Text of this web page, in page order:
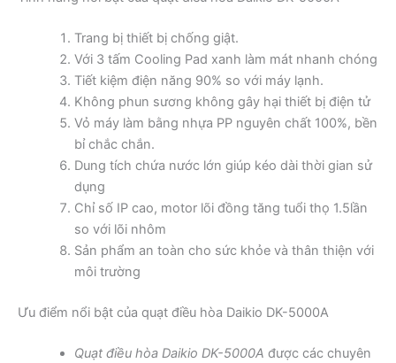
Trang bị thiết bị chống giật.
Với 3 tấm Cooling Pad xanh làm mát nhanh chóng
Tiết kiệm điện năng 90% so với máy lạnh.
Không phun sương không gây hại thiết bị điện tử
Vỏ máy làm bằng nhựa PP nguyên chất 100%, bền
bỉ chắc chắn.
Dung tích chứa nước lớn giúp kéo dài thời gian sử
dụng
Chỉ số IP cao, motor lõi đồng tăng tuổi thọ 1.5lần
so với lõi nhôm
Sản phẩm an toàn cho sức khỏe và thân thiện với
môi trường
Ưu điểm nổi bật của quạt điều hòa Daikio DK-5000A
Quạt điều hòa Daikio DK-5000A được các chuyên